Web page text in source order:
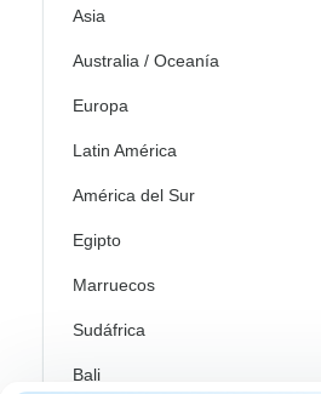
Asia
Australia / Oceanía
Europa
Latin América
América del Sur
Egipto
Marruecos
Sudáfrica
Bali